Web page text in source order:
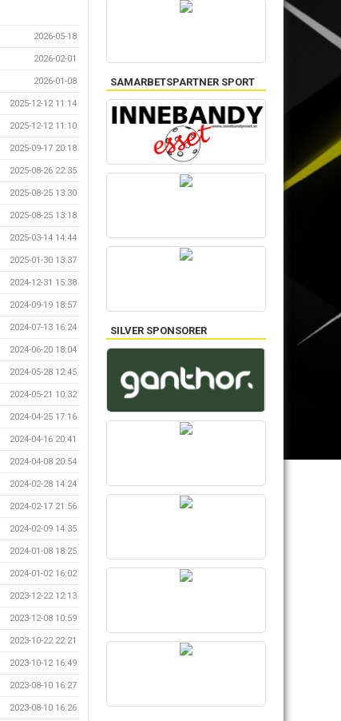
2026-05-18
2026-02-01
2026-01-08
2025-12-12 11:14
2025-12-12 11:10
2025-09-17 20:18
2025-08-26 22:35
2025-08-25 13:30
2025-08-25 13:18
2025-03-14 14:44
2025-01-30 13:37
2024-12-31 15:38
2024-09-19 18:57
2024-07-13 16:24
2024-06-20 18:04
2024-05-28 12:45
2024-05-21 10:32
2024-04-25 17:16
2024-04-16 20:41
2024-04-08 20:54
2024-02-28 14:24
2024-02-17 21:56
2024-02-09 14:35
2024-01-08 18:25
2024-01-02 16:02
2023-12-22 12:13
2023-12-08 10:59
2023-10-22 22:21
2023-10-12 16:49
2023-08-10 16:27
2023-08-10 16:26
SAMARBETSPARTNER SPORT
SILVER SPONSORER